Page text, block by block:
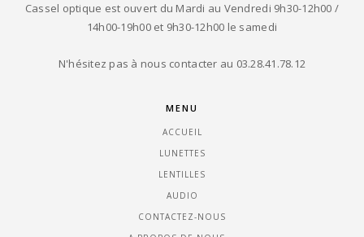
Cassel optique est ouvert du Mardi au Vendredi 9h30-12h00 /
14h00-19h00 et 9h30-12h00 le samedi
N'hésitez pas à nous contacter au 03.28.41.78.12
MENU
ACCUEIL
LUNETTES
LENTILLES
AUDIO
CONTACTEZ-NOUS